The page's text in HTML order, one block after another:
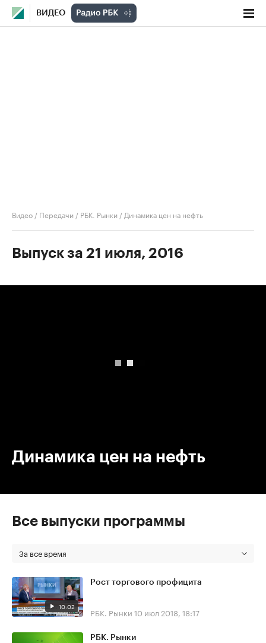
ВИДЕО
Видео / Передачи / РБК. Рынки / Динамика цен на нефть
Выпуск за 21 июля, 2016
Динамика цен на нефть
Все выпуски программы
За все время
10:02
Рост торгового профицита
РБК. Рынки 10 июл 2018, 18:17
РБК. Рынки